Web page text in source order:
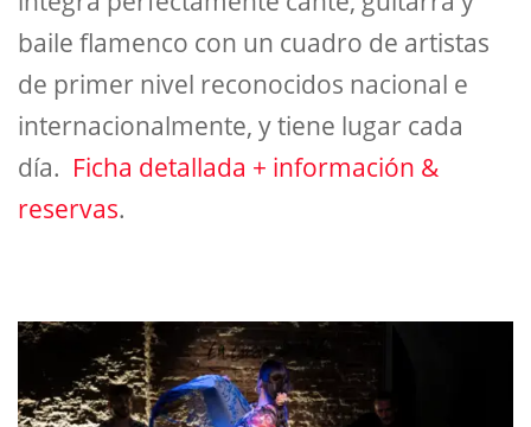
baile flamenco con un cuadro de artistas
de primer nivel reconocidos nacional e
internacionalmente, y tiene lugar cada
día. Ficha detallada + información &
reservas.